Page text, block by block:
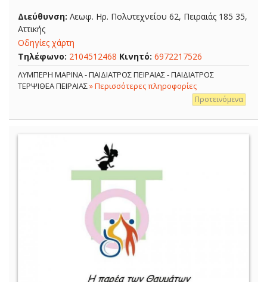
Διεύθυνση: Λεωφ. Ηρ. Πολυτεχνείου 62, Πειραιάς 185 35,
Αττικής
Οδηγίες χάρτη
Τηλέφωνο: 2104512468 Κινητό: 6972217526
ΛΥΜΠΕΡΗ ΜΑΡΙΝΑ - ΠΑΙΔΙΑΤΡΟΣ ΠΕΙΡΑΙΑΣ - ΠΑΙΔΙΑΤΡΟΣ
ΤΕΡΨΙΘΕΑ ΠΕΙΡΑΙΑΣ» Περισσότερες πληροφορίες
Προτεινόμενα